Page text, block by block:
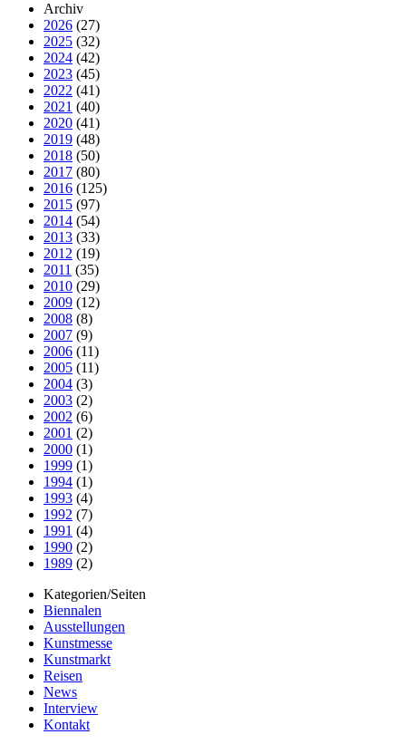
Archiv
2026 (27)
2025 (32)
2024 (42)
2023 (45)
2022 (41)
2021 (40)
2020 (41)
2019 (48)
2018 (50)
2017 (80)
2016 (125)
2015 (97)
2014 (54)
2013 (33)
2012 (19)
2011 (35)
2010 (29)
2009 (12)
2008 (8)
2007 (9)
2006 (11)
2005 (11)
2004 (3)
2003 (2)
2002 (6)
2001 (2)
2000 (1)
1999 (1)
1994 (1)
1993 (4)
1992 (7)
1991 (4)
1990 (2)
1989 (2)
Kategorien/Seiten
Biennalen
Ausstellungen
Kunstmesse
Kunstmarkt
Reisen
News
Interview
Kontakt